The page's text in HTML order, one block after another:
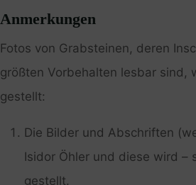
Anmerkungen
Fotos von Grabsteinen, deren
größten Vorbehalten lesbar sind,
gestellt:
Die Bilder und Abschriften
Isidor Öhler und diese wird –
gestellt.